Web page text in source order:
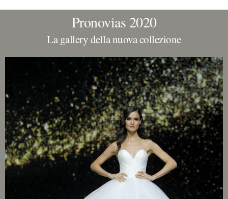
Pronovias 2020
La gallery della nuova collezione